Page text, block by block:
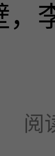
，
阅